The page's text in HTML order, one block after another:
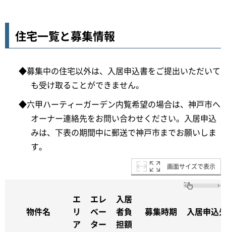
住宅一覧と募集情報
◆募集中の住宅以外は、入居申込書をご提出いただいて
も受け取ることができません。
◆六甲ハーティーガーデン内覧希望の場合は、神戸市へ
オーナー連絡先をお問い合わせください。入居申込
みは、下表の期間中に郵送で神戸市までお願いしま
す。
画面サイズで表示
物件名
エ
リ
ア
エレ
ベー
ター
入居
者負
担額
募集時期 入居申込